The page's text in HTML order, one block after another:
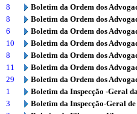
8
Boletim da Ordem dos
8
Boletim da Ordem dos
6
Boletim da Ordem dos
10
Boletim da Ordem dos
8
Boletim da Ordem dos
11
Boletim da Ordem dos
29
Boletim da Ordem dos
1
Boletim da Inspecção -Geral
3
Boletim da Inspecção-Geral